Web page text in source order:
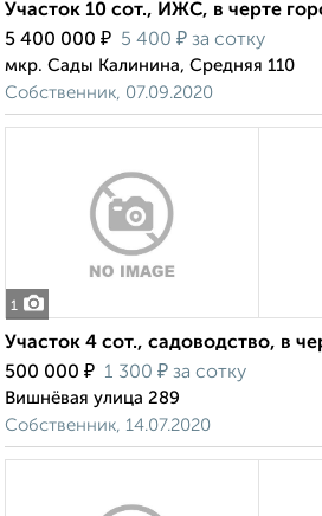
Участок 10 сот., ИЖС, в черте
5 400 000 ₽ 5 400 ₽ за сотку
мкр. Сады Калинина, Средняя 110
Собственник, 07.09.2020
1
Участок 4 сот., садоводство, в
500 000 ₽ 1 300 ₽ за сотку
Вишнёвая улица 289
Собственник, 14.07.2020